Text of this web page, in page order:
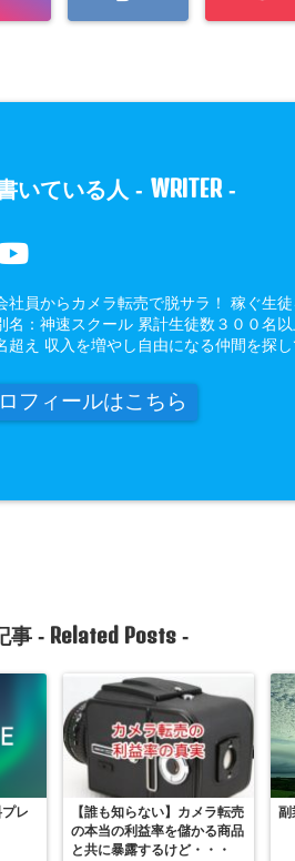
いている人 - WRITER-
社員からカメラ転売で脱サラ！ 稼ぐ生
名：神速スクール 累計生徒数３００名
超え 収入を増やし自由になる仲間を探し
フィールはこちら
事 - Related Posts-
レ
【誰も知らない】カメラ転売
の本当の利益率を儲かる商品
と共に暴露するけど・・・
副